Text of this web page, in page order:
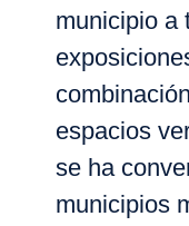
municipio a
espacios
se ha
municipios